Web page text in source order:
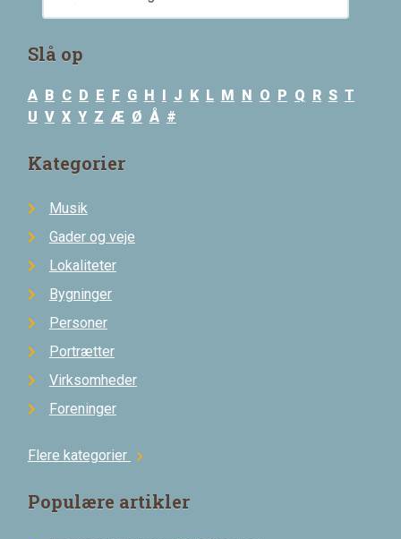
Slå op
A B C D E F G H I J K L M N O P Q R S T
U V X Y Z Æ Ø Å #
Kategorier
Musik
Gader og veje
Lokaliteter
Bygninger
Personer
Portrætter
Virksomheder
Foreninger
Flere kategorier chevron_right
Populære artikler